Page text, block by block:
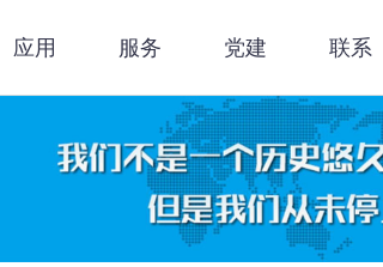
应用 服务 党建 联系